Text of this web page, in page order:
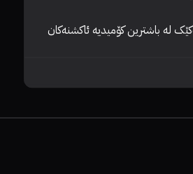
لە باشترین کۆمیدیە ئاکشنەکان